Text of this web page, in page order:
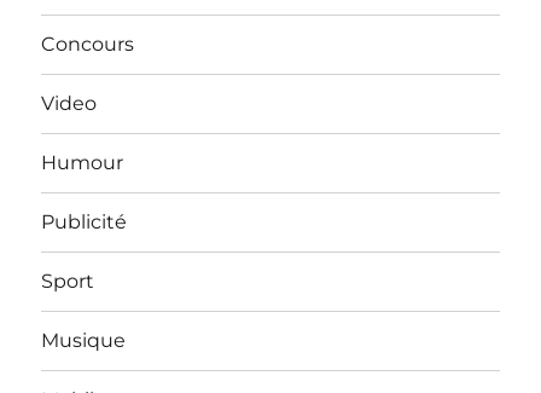
Concours
Video
Humour
Publicité
Sport
Musique